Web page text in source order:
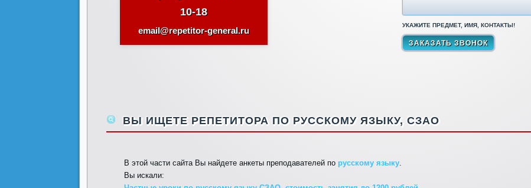
10-18
email@repetitor-general.ru
УКАЖИТЕ ПРЕДМЕТ, ИМЯ, КОНТАКТЫ!
ВЫ ИЩЕТЕ РЕПЕТИТОРА ПО РУССКОМУ ЯЗЫКУ, СЗАО
В этой части сайта Вы найдете анкеты преподавателей по русскому языку.
Вы искали: